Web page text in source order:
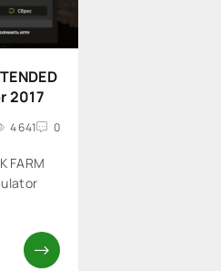
2017
4 641 0
FARM